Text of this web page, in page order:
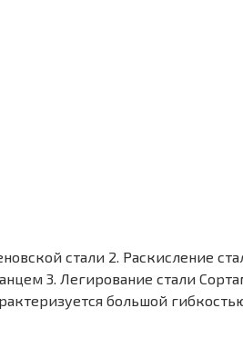
стали 2. Раскисление
3. Легирование стали
большой